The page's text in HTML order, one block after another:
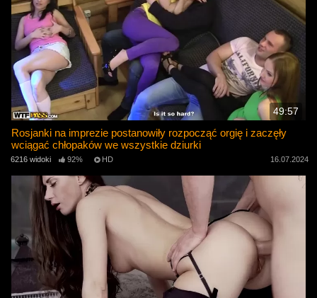
49:57
Rosjanki na imprezie postanowiły rozpocząć orgię i zaczęły
wciągać chłopaków we wszystkie dziurki
6216 widoki 92% HD 16.07.2024